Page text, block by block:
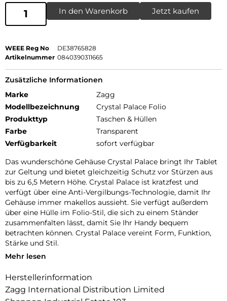
In den Warenkorb Jetzt kaufen
WEEE Reg No
DE38765828
Artikelnummer 0840390311665
Zusätzliche Informationen
Marke
Zagg
Modellbezeichnung
Crystal Palace Folio
Produkttyp
Taschen & Hüllen
Farbe
Transparent
Verfügbarkeit
sofort verfügbar
Das wunderschöne Gehäuse Crystal Palace bringt Ihr Tablet
zur Geltung und bietet gleichzeitig Schutz vor Stürzen aus
bis zu 6,5 Metern Höhe. Crystal Palace ist kratzfest und
verfügt über eine Anti-Vergilbungs-Technologie, damit Ihr
Gehäuse immer makellos aussieht. Sie verfügt außerdem
über eine Hülle im Folio-Stil, die sich zu einem Ständer
zusammenfalten lässt, damit Sie Ihr Handy bequem
betrachten können. Crystal Palace vereint Form, Funktion,
Stärke und Stil.
Fallresistent bis zu 2 Metern: Crystal Palace mit Folio wurde
Stürzen bis zu 2 Metern schützt.
Gestärkt mit Graphene: Graphene ist härter als ein Diamant,
Mehr lesen
Herstellerinformation
Zagg International Distribution Limited